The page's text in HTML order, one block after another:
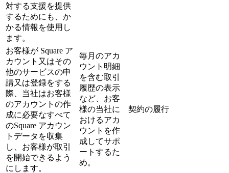
対する支援を提供
するためにも、か
かる情報を使用し
ます。
お客様が Square ア
カウント又はその
他のサービスの申
請又は登録をする
際、当社はお客様
のアカウントの作
成に必要なすべて
のSquare アカウン
トデータを収集
し、お客様が取引
を開始できるよう
にします。
毎月のアカ
ウント明細
を含む取引
履歴の表示
など、お客
様の当社に
おけるアカ
ウントを作
成してサポ
ートするた
め。
契約の履行